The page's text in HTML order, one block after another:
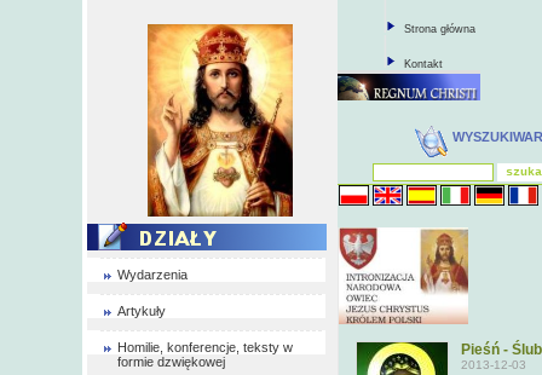
Wydarzenia
Artykuły
Homilie, konferencje, teksty w
formie dzwiękowej
Strona główna
Kontakt
Pieśń -
2013-12-03